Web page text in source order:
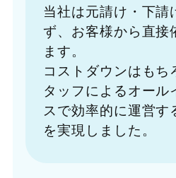
当社は元請け・下請
ず、お客様から直接
ます。
コストダウンはもち
タッフによるオール
スで効率的に運営す
を実現しました。